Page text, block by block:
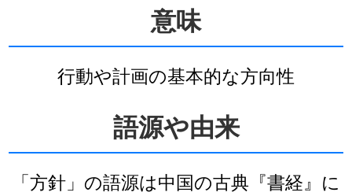
意味
行動や計画の基本的な方向性
語源や由来
「方針」の語源は中国の古典『書経』に